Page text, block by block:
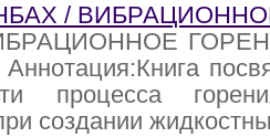
/
процесса
создании